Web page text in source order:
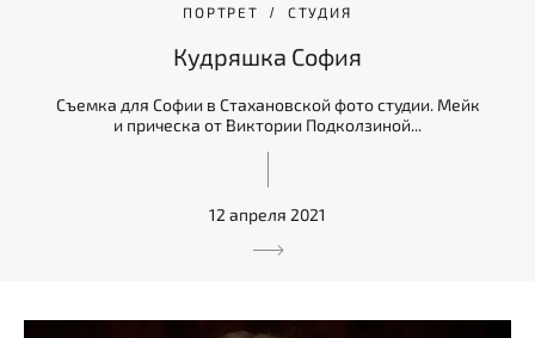
ПОРТРЕТ СТУДИЯ
Кудряшка София
Съемка для Софии в Стахановской фото студии. Мейк
и прическа от Виктории Подколзиной...
12 апреля 2021